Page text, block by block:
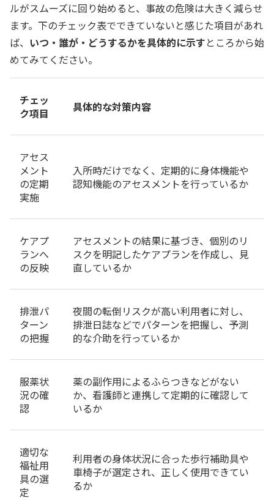
ルがスムーズに回り始めると、事故の危険は大きく減らせ
ます。下のチェック表でできていないと感じた項目があれ
ば、 いつ・誰が・どうするかを具体的に示すところから始
めてみてください。
チェッ
ク項目
具体的な対策内容
アセス
メント
の定期
実施
入所時だけでなく、定期的に身体機能や
認知機能のアセスメントを行っているか
ケアプ
ランへ
の反映
アセスメントの結果に基づき、個別のリ
スクを明記したケアプランを作成し、見
直しているか
排泄パ
ターン
の把握
夜間の転倒リスクが高い利用者に対し、
排泄日誌などでパターンを把握し、予測
的な介助を行っているか
服薬状
況の確
認
薬の副作用によるふらつきなどがない
か、看護師と連携して定期的に確認して
いるか
適切な
福祉用
具の選
定
利用者の身体状況に合った歩行補助具や
車椅子が選定され、正しく使用できてい
るか